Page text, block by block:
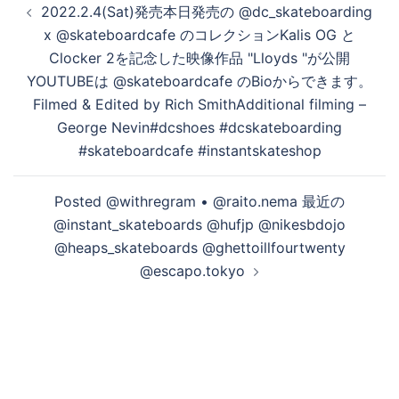
稿
ビ
ゲ
ョ
2022.2.4(Sat)発売本日発売の @dc_skateboarding
x @skateboardcafe のコレクションKalis OG と
Clocker 2を記念した映像作品 "Lloyds "が公開
YOUTUBEは @skateboardcafe のBioからできます。
Filmed & Edited by Rich SmithAdditional filming –
George Nevin#dcshoes #dcskateboarding
#skateboardcafe #instantskateshop
Posted @withregram • @raito.nema 最近の️️️
@instant_skateboards @hufjp @nikesbdojo
@heaps_skateboards @ghettoillfourtwenty
@escapo.tokyo